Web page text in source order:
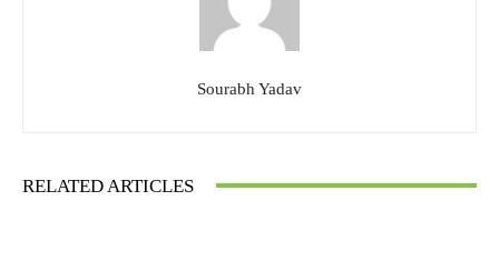
Sourabh Yadav
RELATED ARTICLES